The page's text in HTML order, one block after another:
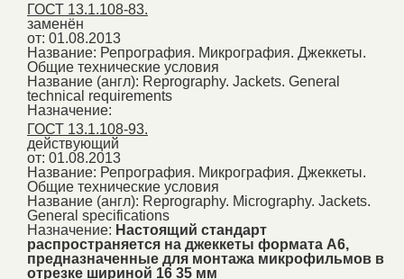
ГОСТ 13.1.108-83.
заменён
от: 01.08.2013
Название: Репрография. Микрография. Джеккеты.
Общие технические условия
Название (англ): Reprography. Jackets. General
technical requirements
Назначение:
ГОСТ 13.1.108-93.
действующий
от: 01.08.2013
Название: Репрография. Микрография. Джеккеты.
Общие технические условия
Название (англ): Reprography. Micrography. Jackets.
General specifications
Назначение: Настоящий стандарт
распространяется на джеккеты формата А6,
предназначенные для монтажа микрофильмов в
отрезке шириной 16 35 мм